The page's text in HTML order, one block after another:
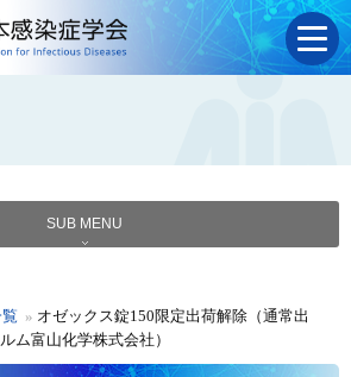
SUB MENU
» オゼックス錠150限定出荷解除（通常出
ム富山化学株式会社）